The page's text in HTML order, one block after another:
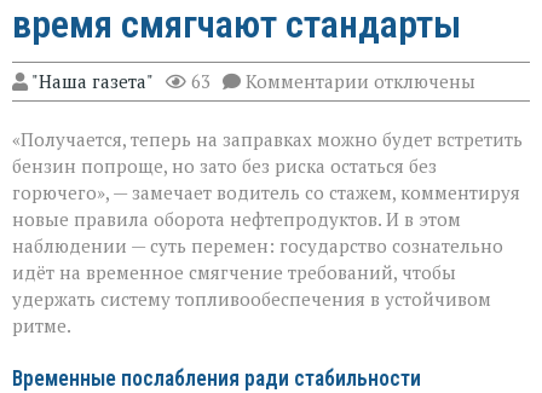
время смягчают стандарты
"Наша газета" 63 Комментарии к
записи
баланс:
зачем
время
смягчают
стандарты
отключены
«Получается, теперь на заправках можно будет встретить
бензин попроще, но зато без риска остаться без
горючего», — замечает водитель со стажем, комментируя
новые правила оборота нефтепродуктов. И в этом
наблюдении — суть перемен: государство сознательно
идёт на временное смягчение требований, чтобы
удержать систему топливообеспечения в устойчивом
ритме.
Временные послабления ради стабильности